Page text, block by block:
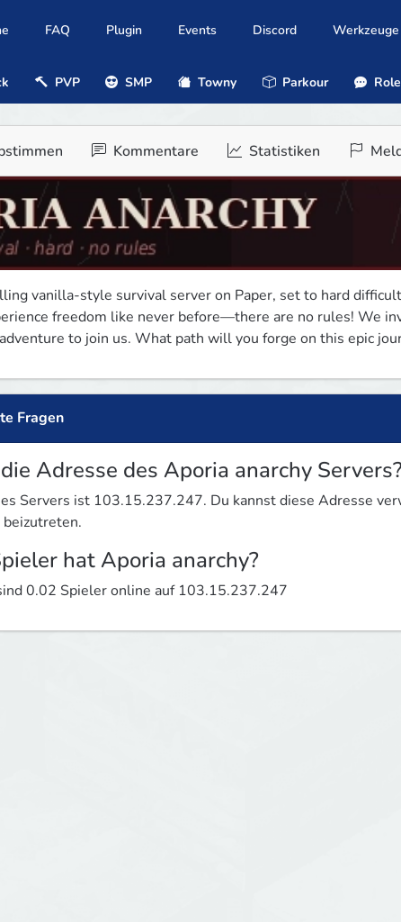
FAQ Plugin Events Discord Werkzeuge
PVP SMP Towny Parkour
Kommentare Statistiken
vanilla-style survival server on Paper, set to hard
freedom like never before—there are no rules! We
to join us. What path will you forge on this epic
Fragen
Adresse des Aporia anarchy
Servers ist 103.15.237.247. Du kannst diese Adresse
hat Aporia anarchy?
0.02 Spieler online auf 103.15.237.247